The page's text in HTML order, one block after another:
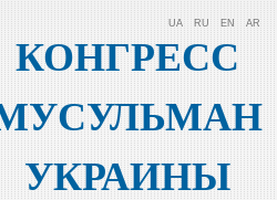
КОНГРЕСС
УКРАИНЫ
UA RU EN AR